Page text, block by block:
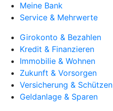
Meine Bank
Service & Mehrwerte
Girokonto & Bezahlen
Kredit & Finanzieren
Immobilie & Wohnen
Zukunft & Vorsorgen
Versicherung & Schützen
Geldanlage & Sparen